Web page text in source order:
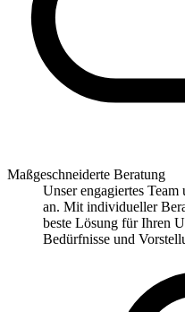
Maßgeschneiderte Beratung
Unser engagiertes
an. Mit individueller
beste Lösung für Ihren
Bedürfnisse und